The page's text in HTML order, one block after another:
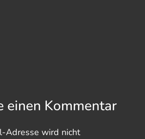
einen Kommentar
Adresse wird nicht